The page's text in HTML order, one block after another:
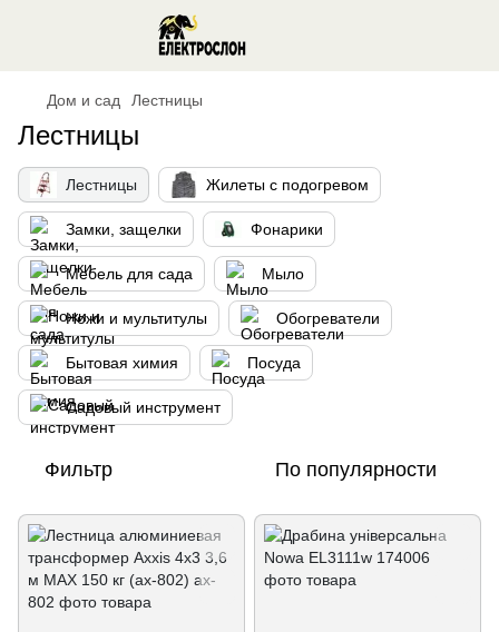
Дом и сад Лестницы
Лестницы
Лестницы Жилеты с подогревом
Замки, защелки Фонарики
Мебель для сада Мыло
Ножи и мультитулы Обогреватели
Бытовая химия Посуда
Садовый инструмент
Фильтр По популярности